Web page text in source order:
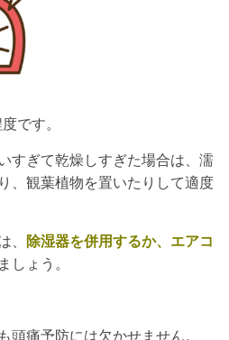
です。
すぎて乾燥しすぎた場合は、濡
、観葉植物を置いたりして適度
除湿器を併用するか、エアコ
しょう。
も頭痛予防には欠かせません。